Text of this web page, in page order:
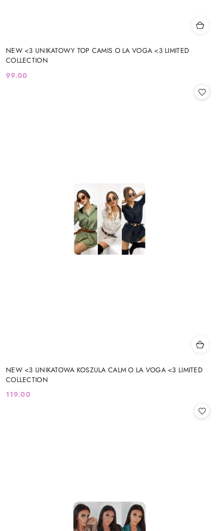
NEW <3 UNIKATOWY TOP CAMIS O LA VOGA <3 LIMITED
COLLECTION
Cena:
99.00
NEW <3 UNIKATOWA KOSZULA CALM O LA VOGA <3 LIMITED
COLLECTION
Cena:
119.00